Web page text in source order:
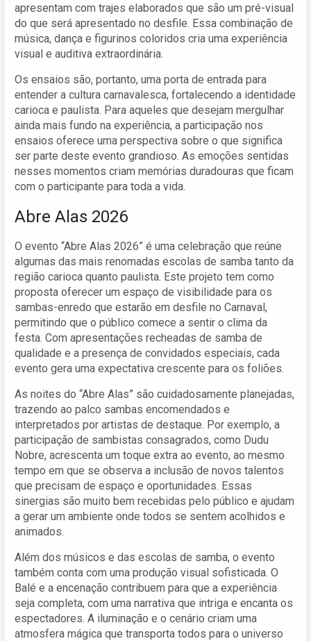
apresentam com trajes elaborados que são um pré-visual
do que será apresentado no desfile. Essa combinação de
música, dança e figurinos coloridos cria uma experiência
visual e auditiva extraordinária.
Os ensaios são, portanto, uma porta de entrada para
entender a cultura carnavalesca, fortalecendo a identidade
carioca e paulista. Para aqueles que desejam mergulhar
ainda mais fundo na experiência, a participação nos
ensaios oferece uma perspectiva sobre o que significa
ser parte deste evento grandioso. As emoções sentidas
nesses momentos criam memórias duradouras que ficam
com o participante para toda a vida.
Abre Alas 2026
O evento “Abre Alas 2026” é uma celebração que reúne
algumas das mais renomadas escolas de samba tanto da
região carioca quanto paulista. Este projeto tem como
proposta oferecer um espaço de visibilidade para os
sambas-enredo que estarão em desfile no Carnaval,
permitindo que o público comece a sentir o clima da
festa. Com apresentações recheadas de samba de
qualidade e a presença de convidados especiais, cada
evento gera uma expectativa crescente para os foliões.
As noites do “Abre Alas” são cuidadosamente planejadas,
trazendo ao palco sambas encomendados e
interpretados por artistas de destaque. Por exemplo, a
participação de sambistas consagrados, como Dudu
Nobre, acrescenta um toque extra ao evento, ao mesmo
tempo em que se observa a inclusão de novos talentos
que precisam de espaço e oportunidades. Essas
sinergias são muito bem recebidas pelo público e ajudam
a gerar um ambiente onde todos se sentem acolhidos e
animados.
Além dos músicos e das escolas de samba, o evento
também conta com uma produção visual sofisticada. O
Balé e a encenação contribuem para que a experiência
seja completa, com uma narrativa que intriga e encanta os
espectadores. A iluminação e o cenário criam uma
atmosfera mágica que transporta todos para o universo